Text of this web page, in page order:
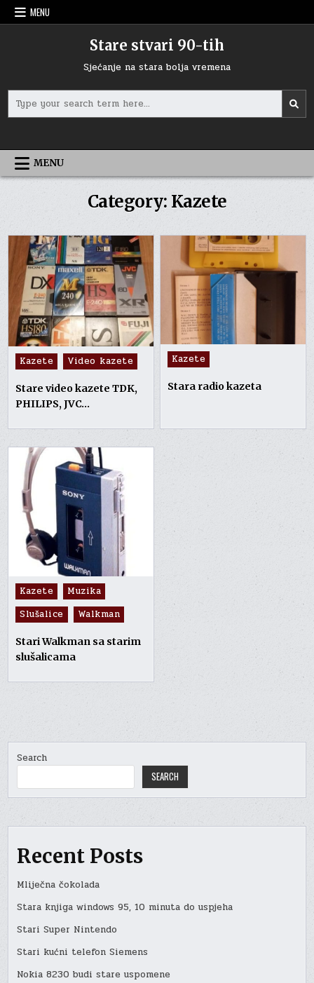
Skip
to
MENU
Stare stvari 90-tih
Sjećanje na stara bolja vremena
for:
MENU
Category: Kazete
Posted
in
Kazete Video kazete
Stare video kazete TDK,
PHILIPS, JVC…
Posted
in
Kazete
Stara radio kazeta
Posted
in
Kazete
Muzika
Slušalice
Walkman
Stari Walkman sa starim
slušalicama
Search
SEARCH
Recent Posts
Mliječna čokolada
Stara knjiga windows 95, 10 minuta do uspjeha
Stari Super Nintendo
Stari kućni telefon Siemens
Nokia 8230 budi stare uspomene